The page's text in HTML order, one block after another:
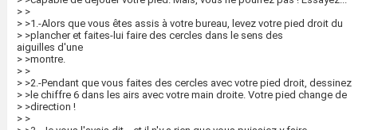
> >
> >1.-Alors que vous êtes assis à votre bureau, levez votre pied droit du
> >plancher et faites-lui faire des cercles dans le sens des
aiguilles d'une
> >montre.
> >
> >2.-Pendant que vous faites des cercles avec votre pied droit, dessinez
> >le chiffre 6 dans les airs avec votre main droite. Votre pied change de
> >direction !
> >